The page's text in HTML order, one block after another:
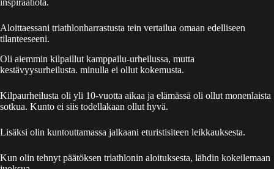
inspiraatiota.
Aloittaessani triathlonharrastusta tein vertailua omaan edelliseen
tilanteeseeni.
Oli aiemmin kilpaillut kamppailu-urheilussa, mutta
kestävyysurheilusta. minulla ei ollut kokemusta.
Kilpaurheilusta oli yli 10-vuotta aikaa ja elämässä oli ollut monenlaista
sotkua. Kunto ei siis todellakaan ollut hyvä.
Lisäksi olin kuntouttamassa jalkaani eturistisiteen leikkauksesta.
Kun olin tehnyt päätöksen triathlonin aloituksesta, lähdin kokeilemaan